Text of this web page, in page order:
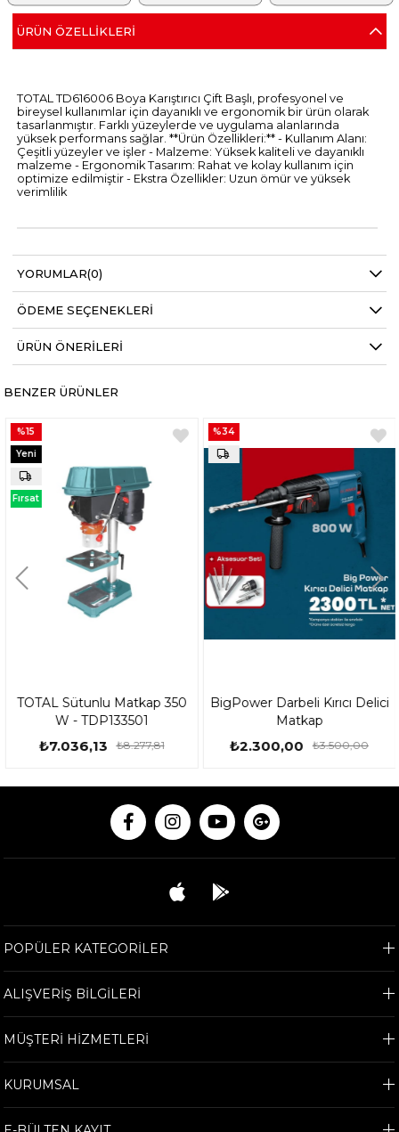
ÜRÜN ÖZELLIKLERI
TOTAL TD616006 Boya Karıştırıcı Çift Başlı, profesyonel ve
bireysel kullanımlar için dayanıklı ve ergonomik bir ürün olarak
tasarlanmıştır. Farklı yüzeylerde ve uygulama alanlarında
yüksek performans sağlar. **Ürün Özellikleri:** - Kullanım Alanı:
Çeşitli yüzeyler ve işler - Malzeme: Yüksek kaliteli ve dayanıklı
malzeme - Ergonomik Tasarım: Rahat ve kolay kullanım için
optimize edilmiştir - Ekstra Özellikler: Uzun ömür ve yüksek
verimlilik
YORUMLAR(0)
ÖDEME SEÇENEKLERI
ÜRÜN ÖNERILERI
BENZER ÜRÜNLER
TOTAL Sütunlu Matkap 350
W - TDP133501
₺7.036,13 ₺8.277,81
%15
Yeni
Ürün
Fırsat
BigPower Darbeli Kırıcı Delici
Matkap
₺2.300,00 ₺3.500,00
%34
POPÜLER KATEGORİLER
ALIŞVERİŞ BİLGİLERİ
MÜŞTERİ HİZMETLERİ
KURUMSAL